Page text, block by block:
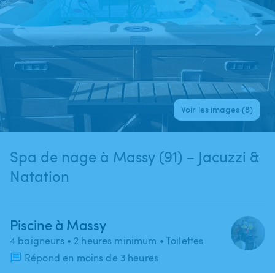
Voir les images (8)
Spa de nage à Massy (91) – Jacuzzi &
Natation
Piscine à Massy
4 baigneurs • 2 heures minimum • Toilettes
Répond en moins de 3 heures